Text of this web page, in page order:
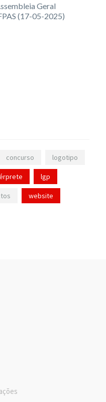
Geral
(17-05-2025)
concurso logotipo
lgp
website